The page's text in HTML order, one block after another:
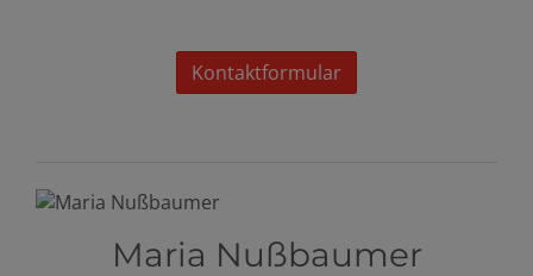
Kontaktformular
Maria Nußbaumer